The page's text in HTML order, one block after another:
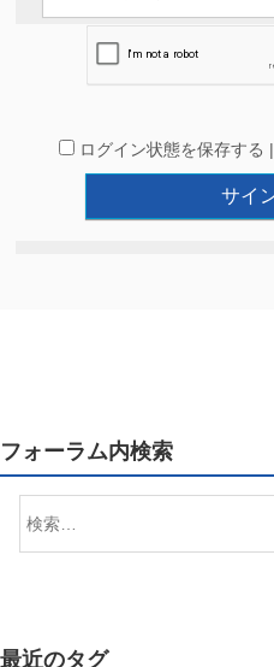
ログイン状態を保存する |
フォーラム内検索
最近のタグ